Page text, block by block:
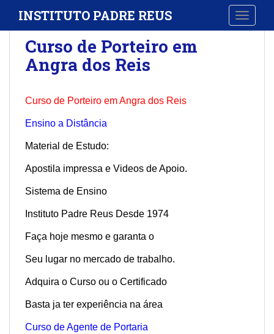
i
INSTITUTO PADRE REUS
Curso de Porteiro em
Angra dos Reis
Curso de Porteiro em Angra dos Reis
Ensino a Distância
Material de Estudo:
Apostila impressa e Videos de Apoio.
Sistema de Ensino
Instituto Padre Reus Desde 1974
Faça hoje mesmo e garanta o
Seu lugar no mercado de trabalho.
Adquira o Curso ou o Certificado
Basta ja ter experiência na área
Curso de Agente de Portaria